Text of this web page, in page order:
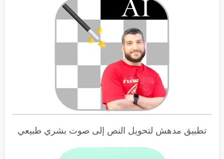
تطبيق مدهش لتحويل النص إلى صوت بشري طبيعي